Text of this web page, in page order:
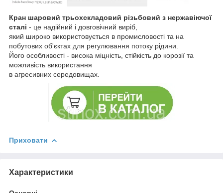
Кран шаровий трьохскладовий різьбовий з нержавіючої
сталі - це надійний і довговічний виріб,
який широко використовується в промисловості та на
побутових об'єктах для регулювання потоку рідини.
Його особливості - висока міцність, стійкість до корозії та
можливість використання
в агресивних середовищах.
Приховати
Характеристики